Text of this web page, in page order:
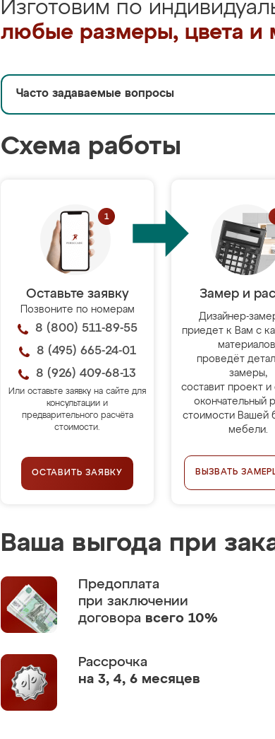
Изготовим по
любые размеры, цвета и
Часто задаваемые вопросы
Схема работы
Оставьте заявку
Позвоните по номерам
8 (800) 511-89-55
8 (495) 665-24-01
8 (926) 409-68-13
Или оставьте заявку на сайте для
консультации и
предварительного расчёта
стоимости.
ОСТАВИТЬ ЗАЯВКУ
Замер и
Дизайнер-
приедет к Вам с
проведёт
замеры,
составит проект и
окончательный
стоимости Вашей
мебели.
ВЫЗВАТЬ
Ваша выгода при
Предоплата
при заключении
договора всего 10%
Рассрочка
на 3, 4, 6 месяцев